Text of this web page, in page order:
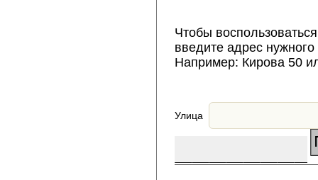
Чтобы
введите адрес
Например: Кирова 50
Улица